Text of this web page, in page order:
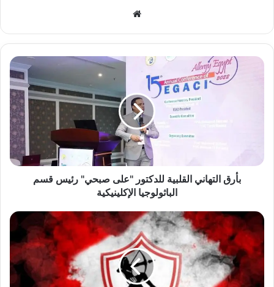
بأرق
الباثولوجيا
الإكلينيكيةبأرق التهاني القلبية للدكتور "على صبحي" رئيس قسم
الباثولوجيا الإكلينيكية
رسميًا..
عرض
مزدوج
ألماني
لضم
ثنائي